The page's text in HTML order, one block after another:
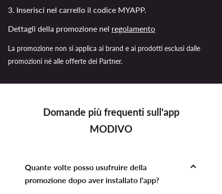
Domande più frequenti sull'app
MODIVO
Quante volte posso usufruire della
promozione dopo aver installato l'app?
3. Inserisci nel carrello il codice MYAPP.
Dettagli della promozione nel regolamento
La promozione non si applica ai brand e ai prodotti esclusi dalle
promozioni né alle offerte dei Partner.